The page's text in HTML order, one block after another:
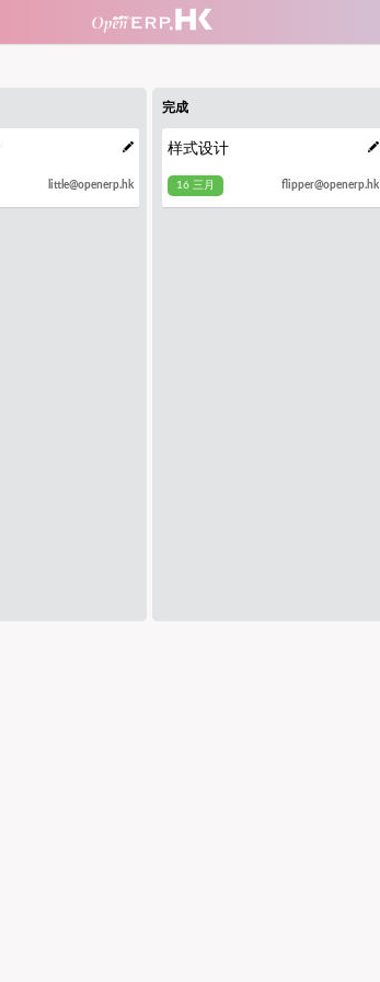
little@openerp.hk
完成
样式设计
16 三月 flipper@openerp.hk